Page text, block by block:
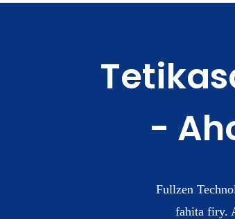
-
Fullzen
fahita firy.